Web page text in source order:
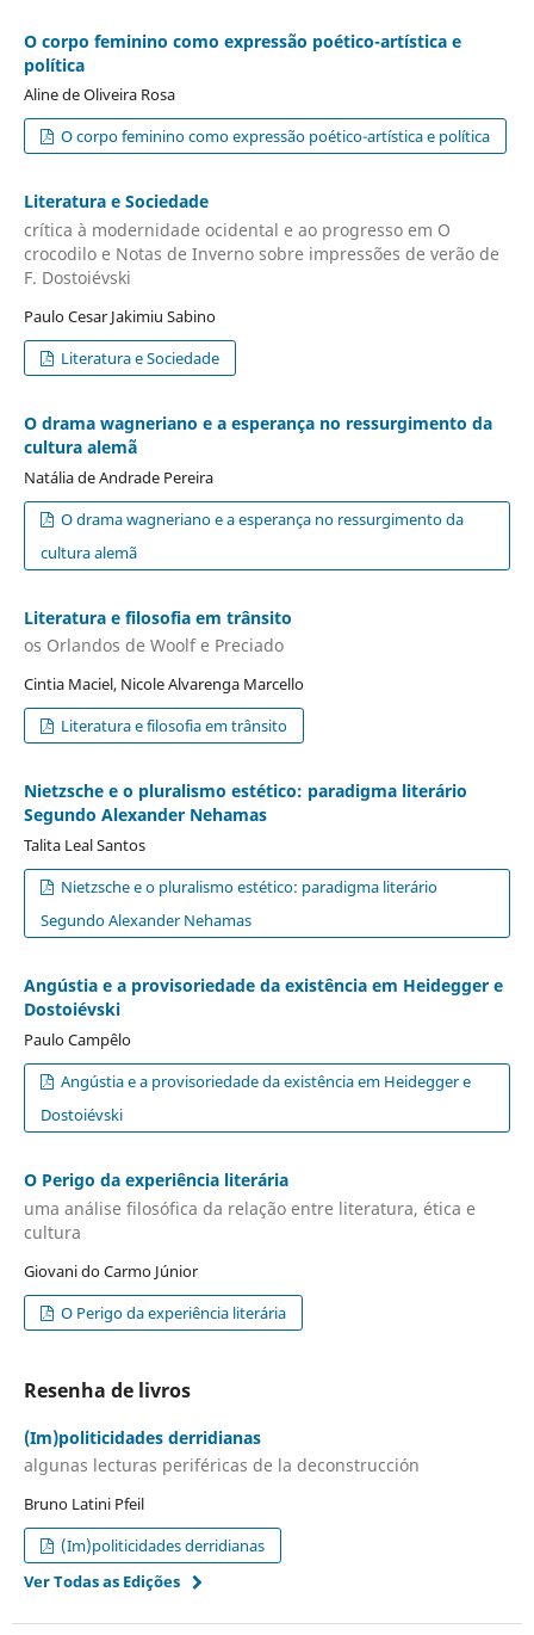
O corpo feminino como expressão poético-artística e
política
Aline de Oliveira Rosa
O corpo feminino como expressão poético-artística e política
Literatura e Sociedade
crítica à modernidade ocidental e ao progresso em O
crocodilo e Notas de Inverno sobre impressões de verão de
F. Dostoiévski
Paulo Cesar Jakimiu Sabino
Literatura e Sociedade
O drama wagneriano e a esperança no ressurgimento da
cultura alemã
Natália de Andrade Pereira
O drama wagneriano e a esperança no ressurgimento da
cultura alemã
Literatura e filosofia em trânsito
os Orlandos de Woolf e Preciado
Cintia Maciel, Nicole Alvarenga Marcello
Literatura e filosofia em trânsito
Nietzsche e o pluralismo estético: paradigma literário
Segundo Alexander Nehamas
Talita Leal Santos
Nietzsche e o pluralismo estético: paradigma literário
Segundo Alexander Nehamas
Angústia e a provisoriedade da existência em Heidegger e
Dostoiévski
Paulo Campêlo
Angústia e a provisoriedade da existência em Heidegger e
Dostoiévski
O Perigo da experiência literária
uma análise filosófica da relação entre literatura, ética e
cultura
Giovani do Carmo Júnior
O Perigo da experiência literária
Resenha de livros
(Im)politicidades derridianas
algunas lecturas periféricas de la deconstrucción
Bruno Latini Pfeil
(Im)politicidades derridianas
Ver Todas as Edições